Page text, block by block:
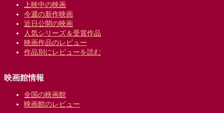
上映中の映画
今週の新作映画
近日公開の映画
人気シリーズ＆受賞作品
映画作品のレビュー
作品別にレビューを読む
映画館情報
全国の映画館
映画館のレビュー